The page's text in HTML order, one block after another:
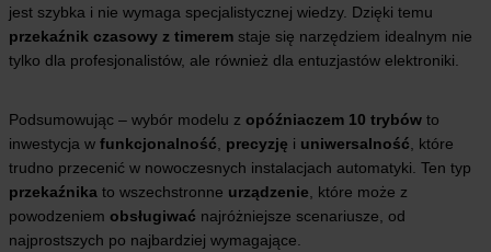
jest szybka i nie wymaga specjalistycznej wiedzy. Dzięki temu
przekaźnik czasowy z timerem staje się narzędziem idealnym nie
tylko dla profesjonalistów, ale również dla entuzjastów elektroniki.
Podsumowując – wybór modelu z opóźniaczem 10 trybów to
inwestycja w funkcjonalność precyzję i uniwersalność , które
trudno przecenić w nowoczesnych instalacjach automatyki. Ten typ
przekaźnika to wszechstronne urządzenie , które może z
powodzeniem obsługiwać najróżniejsze scenariusze, od
najprostszych po najbardziej wymagające.